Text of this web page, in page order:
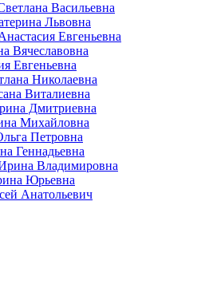
Васильевна
Львовна
Евгеньевна
Вячеславовна
Евгеньевна
Николаевна
Виталиевна
Дмитриевна
Михайловна
Петровна
Геннадьевна
Владимировна
Юрьевна
Анатольевич